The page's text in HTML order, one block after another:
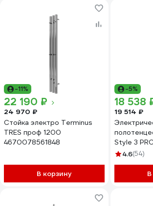
-11%
22 190 ₽
24 970 ₽
Стойка электро Terminus
TRES проф 1200
4670078561848
В корзину
-5%
18 538
19 514 ₽
Style 3
(таймер,
4.6(54)